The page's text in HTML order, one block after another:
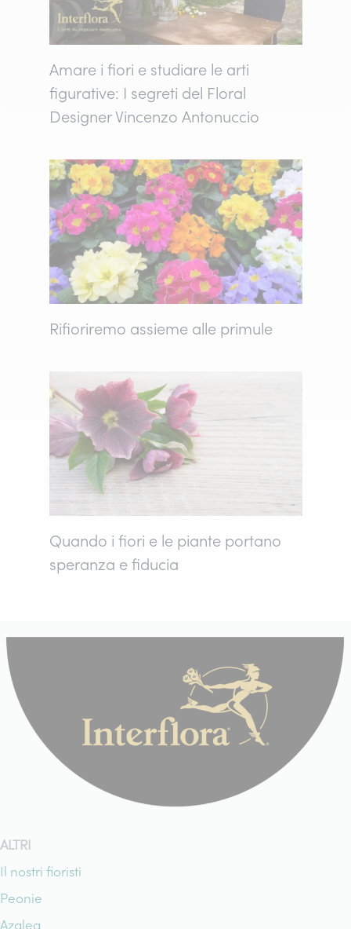
Amare i fiori e studiare le arti
figurative: I segreti del Floral
Designer Vincenzo Antonuccio
Rifioriremo assieme alle primule
Quando i fiori e le piante portano
speranza e fiducia
ALTRI
Il nostri fioristi
Peonie
Azalea